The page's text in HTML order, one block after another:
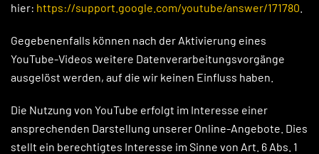
hier: https://support.google.com/youtube/answer/171780
Gegebenenfalls können nach der Aktivierung eines
YouTube-Videos weitere Datenverarbeitungsvorgänge
ausgelöst werden, auf die wir keinen Einfluss haben.
Die Nutzung von YouTube erfolgt im Interesse einer
ansprechenden Darstellung unserer Online-Angebote. Dies
stellt ein berechtigtes Interesse im Sinne von Art. 6 Abs. 1